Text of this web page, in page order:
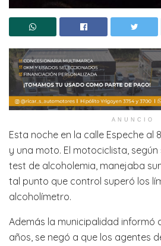
ANUNCIO
Esta noche en la calle Espeche al
y una moto. El motociclista,
test de alcoholemia, manejaba
tal punto que control superó los
alcoholímetro.
Además la municipalidad informó
años, se negó a que los agentes